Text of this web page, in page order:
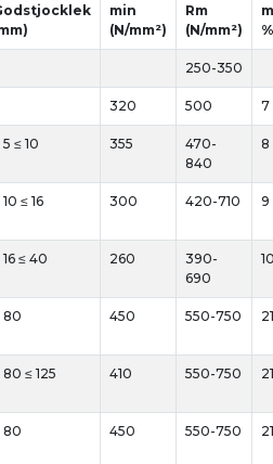
min
(N/mm²)
Rm
(N/mm²)
%
250-350
320 500 7
5 ≤ 10 355
470-
840
8
10 ≤ 16 300 420-710 9
16 ≤ 40 260
390-
690
80 450 550-750 21
80 ≤ 125 410 550-750 21
80 450 550-750 21